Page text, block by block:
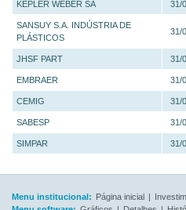
KEPLER WEBER SA 31/
SANSUY S.A. INDÚSTRIA DE
PLÁSTICOS
31/
JHSF PART 31/
EMBRAER 31/
CEMIG 31/
SABESP 31/
SIMPAR 31/
Menu institucional: Página inicial |